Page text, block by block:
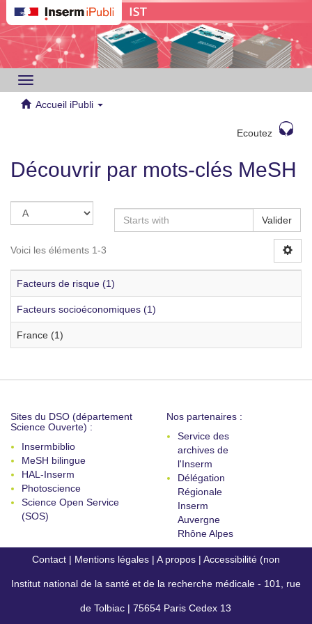
Toggle
navigation
Accueil iPubli
Ecoutez
Découvrir par mots-clés MeSH
Valider
Voici les éléments 1-3
Facteurs de risque (1)
Facteurs socioéconomiques (1)
France (1)
Sites du DSO (département
Science Ouverte) :
Insermbiblio
MeSH bilingue
HAL-Inserm
Photoscience
Science Open Service
(SOS)
Nos partenaires :
Service des
archives de
l'Inserm
Délégation
Régionale
Inserm
Auvergne
Rhône Alpes
Contact | Mentions légales | A propos | Accessibilité (non
conforme)
Institut national de la santé et de la recherche médicale - 101, rue
de Tolbiac | 75654 Paris Cedex 13